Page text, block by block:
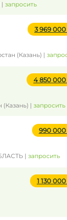
запросить
3 969 000
(Казань) |
4 850 000
| запросить
990 000
| запросить
1 130 000